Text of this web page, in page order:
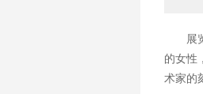
展
的女性
术家的